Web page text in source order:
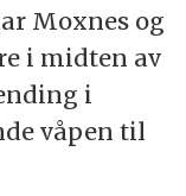
Moxnes og
i midten av
i
våpen til